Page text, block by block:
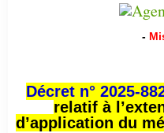
-
Décret n° 2025-
relatif à
d’application du